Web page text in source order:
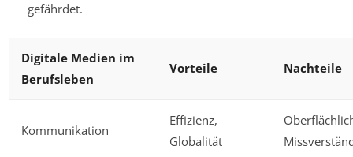
gefährdet.
Digitale Medien im
Berufsleben
Vorteile Nachteile
Kommunikation
Effizienz,
Globalität